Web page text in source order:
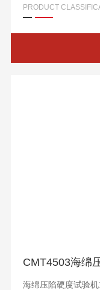
PRODUCT
CMT4503海绵
海绵压陷硬度试验